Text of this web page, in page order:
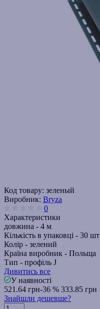
Код товару: зеленый
Виробник: Bryza
0
Характеристики
довжина - 4 м
Кількість в упаковці - 30 шт
Колір - зелений
Країна виробник - Польща
Тип - профіль J
Дивитись все
У наявності
521.64 грн-36 % 333.85 грн
Знайшли дешевше?